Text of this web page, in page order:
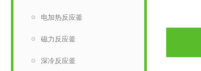
电加热反应釜
磁力反应釜
深冷反应釜